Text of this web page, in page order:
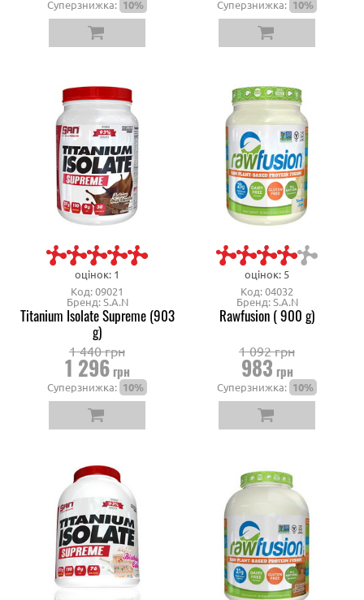
Суперзнижка: 10% Суперзнижка: 10%
оцінок: 1
Код: 09021
Бренд: S.A.N
Titanium Isolate Supreme (903
g)
1 440 грн
1 296грн
Суперзнижка: 10%
оцінок: 5
Код: 04032
Бренд: S.A.N
Rawfusion ( 900 g)
1 092 грн
983 грн
Суперзнижка: 10%